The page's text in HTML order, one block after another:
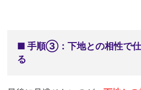
■ 手順③：下地との相性で
る